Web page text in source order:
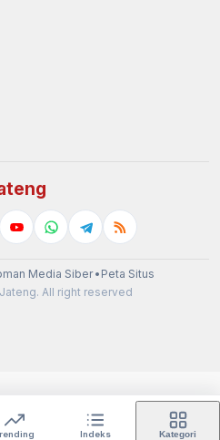
Indeks Kategori
Media Siber• Peta Situs
All right reserved